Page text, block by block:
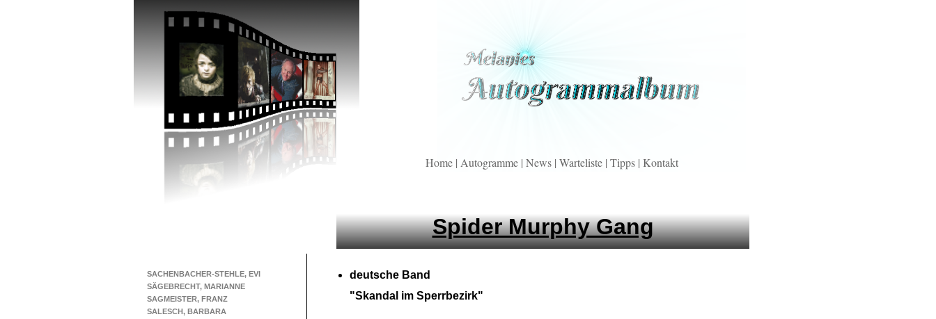
SACHENBACHER-STEHLE, EVI
SÄGEBRECHT, MARIANNE
SAGMEISTER, FRANZ
SALESCH, BARBARA
Spider Murphy Gang
deutsche Band
"Skandal im Sperrbezirk"
Home | Autogramme | News | Warteliste | Tipps | Kontakt